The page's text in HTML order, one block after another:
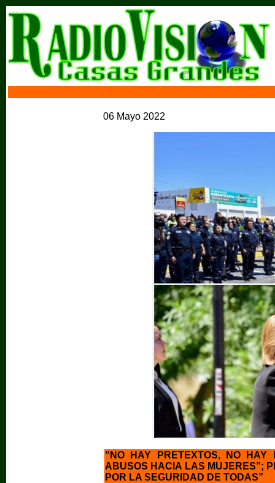
06 Mayo 2022
“NO HAY PRETEXTOS, NO
ABUSOS HACIA LAS MUJERES”;
POR LA SEGURIDAD DE TODAS”